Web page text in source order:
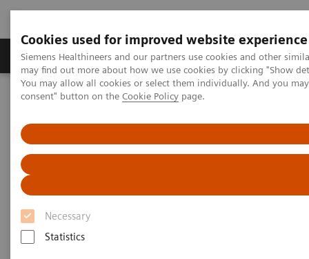
Cookies used for improved website experience
Siemens Healthineers and our partners use cookies and other
may find out more about how we use cookies by clicking "Show
You may allow all cookies or select them individually. And you
consent" button on the Cookie Policy page.
Necessary
Statistics
Produkter och lösningar Kliniska specialiteter
Hem
Nyheter & artiklar Siemens Healthineers Sverige
Universitetssjukhuset i Örebro